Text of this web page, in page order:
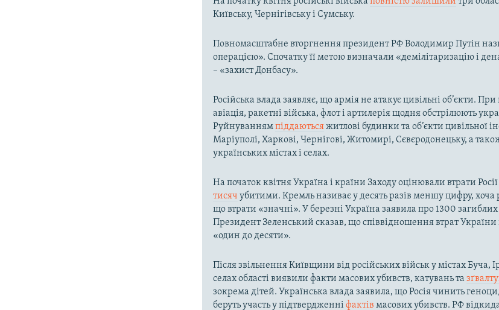
Київську, Чернігівську і Сумську.
Повномасштабне вторгнення президент РФ Володимир Путін
операцією». Спочатку її метою визначали «демілітаризацію і
– «захист Донбасу».
Російська влада заявляє, що армія не атакує цивільні об’єкти. При
авіація, ракетні війська, флот і артилерія щодня обстрілюють
Руйнуваннямпіддаютьсяжитлові будинки та об’єкти цивільної
Маріуполі, Харкові, Чернігові, Житомирі, Сєвєродонецьку, а
українських містах і селах.
На початок квітня Україна і країни Заходу оцінювали втрати
тисяч убитими. Кремль називає у десять разів меншу цифру, хоча
що втрати «значні». У березні Україна заявила про 1300
Президент Зеленський сказав, що співвідношення втрат України і
«один до десяти».
Після звільнення Київщини від російських військ у містах Буча,
селах області виявили факти масових убивств, катувань та
зокрема дітей. Українська влада заявила, що Росія чинить
беруть участь у підтвердженніфактів масових убивств. РФ